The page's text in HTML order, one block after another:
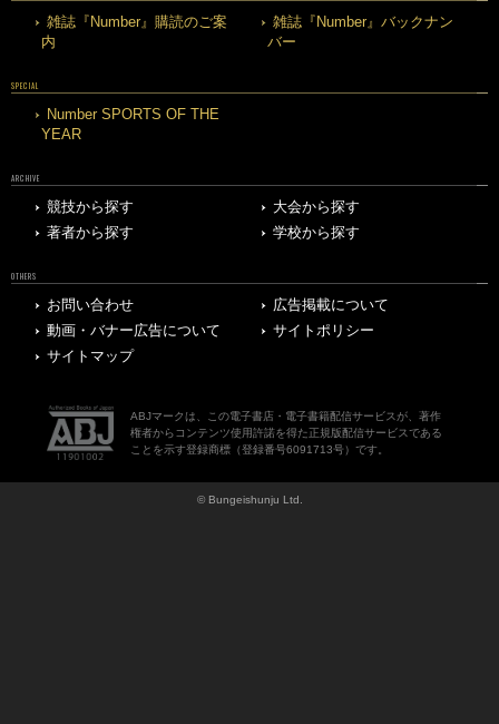
雑誌『Number』購読のご案
内
雑誌『Number』バックナン
バー
SPECIAL
Number SPORTS OF THE
YEAR
ARCHIVE
競技から探す
大会から探す
著者から探す
学校から探す
OTHERS
お問い合わせ
広告掲載について
動画・バナー広告について
サイトポリシー
サイトマップ
ABJマークは、この電子書店・電子書籍配信サービスが、著作
権者からコンテンツ使用許諾を得た正規版配信サービスである
ことを示す登録商標（登録番号6091713号）です。
© Bungeishunju Ltd.